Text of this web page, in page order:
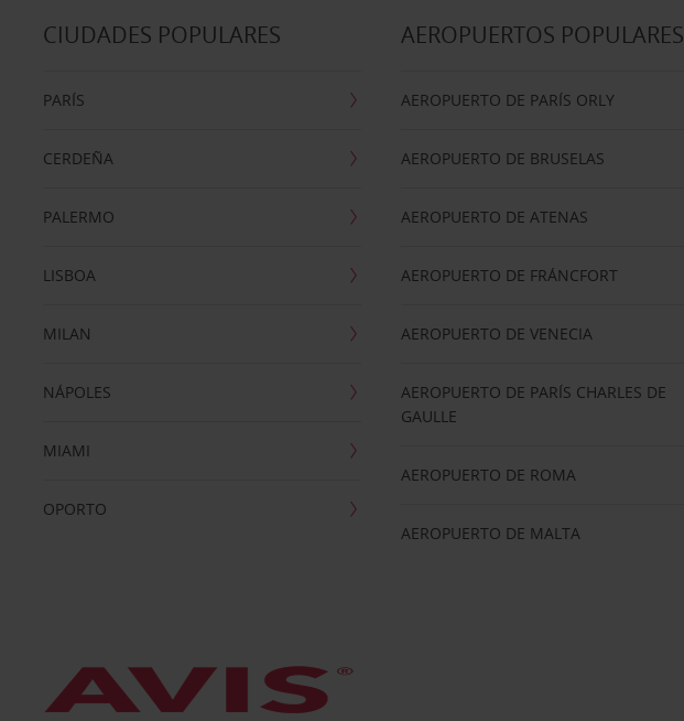
CIUDADES POPULARES
PARÍS
CERDEÑA
PALERMO
LISBOA
MILAN
NÁPOLES
MIAMI
OPORTO
AEROPUERTOS POPULARES
AEROPUERTO DE PARÍS ORLY
AEROPUERTO DE BRUSELAS
AEROPUERTO DE ATENAS
AEROPUERTO DE FRÁNCFORT
AEROPUERTO DE VENECIA
AEROPUERTO DE PARÍS CHARLES DE
GAULLE
AEROPUERTO DE ROMA
AEROPUERTO DE MALTA